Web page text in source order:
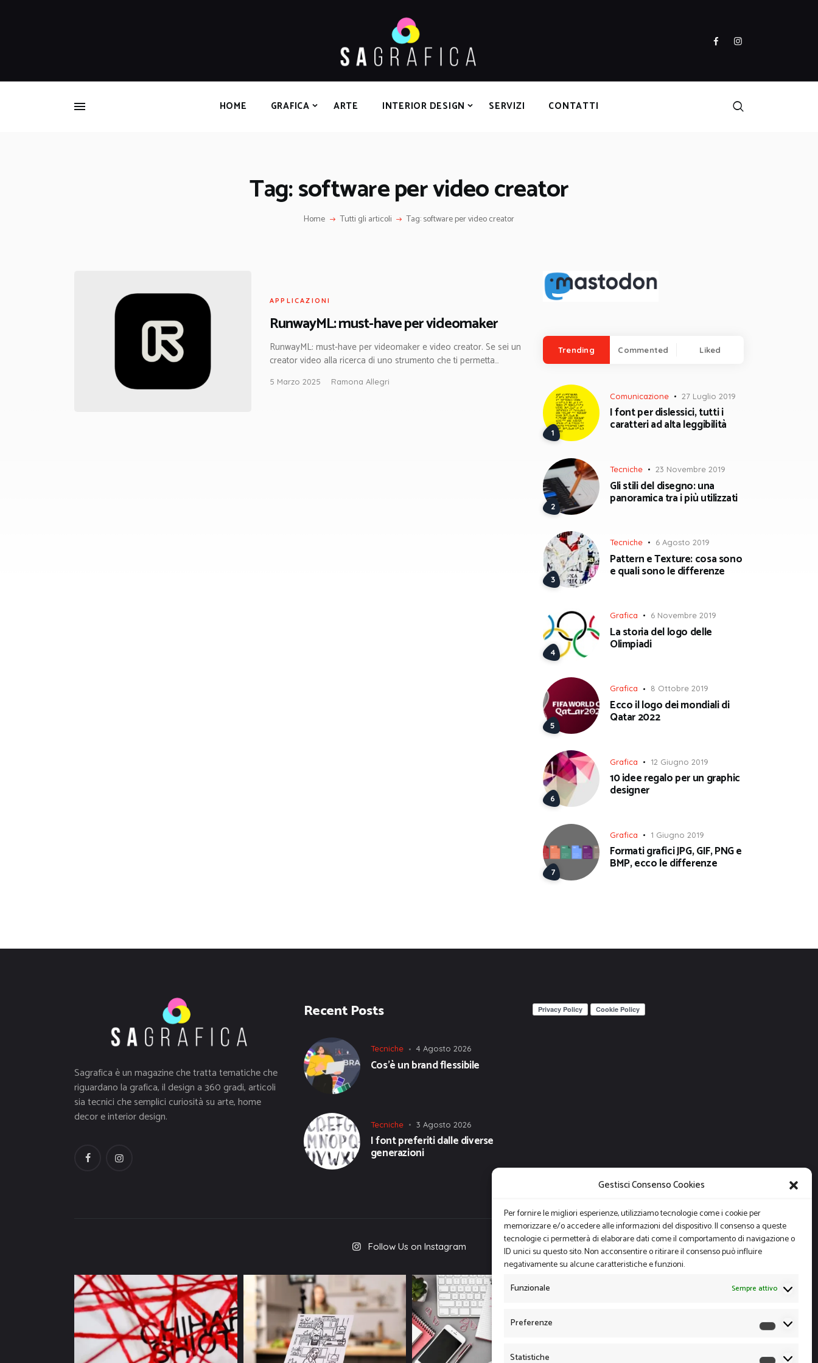
Gestisci Consenso Cookies
Per fornire le migliori esperienze, utilizziamo tecnologie come i cookie per
memorizzare e/o accedere alle informazioni del dispositivo. Il consenso a queste
tecnologie ci permetterà di elaborare dati come il comportamento di navigazione o
ID unici su questo sito. Non acconsentire o ritirare il consenso può influire
negativamente su alcune caratteristiche e funzioni.
Funzionale
Sempre attivo
Preferenze
Statistiche
HOME GRAFICA ARTE INTERIOR DESIGN SERVIZI CONTATTI
Tag: software per video creator
Home Tutti gli articoli Tag: software per video creator
INTERIOR DESIGN
SERVIZI
APPLICAZIONI
RunwayML: must-have per videomaker
RunwayML: must-have per videomaker e video creator. Se sei un
creator video alla ricerca di uno strumento che ti permetta…
5 Marzo 2025 Ramona Allegri
Trending Commented Liked
Comunicazione 27 Luglio 2019
I font per dislessici, tutti i
caratteri ad alta leggibilità
Tecniche 23 Novembre 2019
Gli stili del disegno: una
panoramica tra i più utilizzati
Tecniche 6 Agosto 2019
Pattern e Texture: cosa sono
e quali sono le differenze
Grafica 6 Novembre 2019
La storia del logo delle
Olimpiadi
Grafica 8 Ottobre 2019
Ecco il logo dei mondiali di
Qatar 2022
Grafica 12 Giugno 2019
10 idee regalo per un graphic
designer
Grafica 1 Giugno 2019
Formati grafici JPG, GIF, PNG e
BMP, ecco le differenze
Sagrafica è un magazine che tratta tematiche che
riguardano la grafica, il design a 360 gradi, articoli
sia tecnici che semplici curiosità su arte, home
decor e interior design.
Recent Posts
Tecniche 4 Agosto 2026
Cos’è un brand flessibile
Tecniche 3 Agosto 2026
I font preferiti dalle diverse
generazioni
Follow Us on Instagram